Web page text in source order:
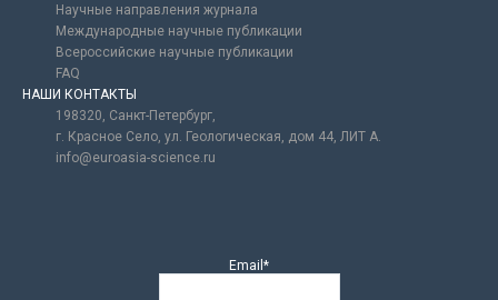
Научные направления журнала
Международные научные публикации
Всероссийские научные публикации
FAQ
НАШИ КОНТАКТЫ
198320, Санкт-Петербург,
г. Красное Село, ул. Геологическая, дом 44, ЛИТ А.
info@euroasia-science.ru
Email*